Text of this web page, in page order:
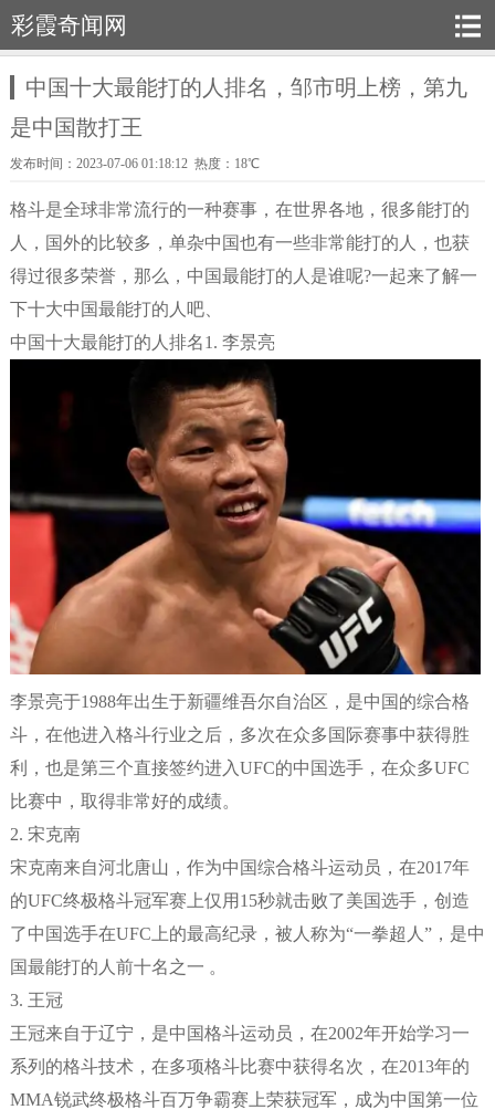
彩霞奇闻网
中国十大最能打的人排名，邹市明上榜，第九
是中国散打王
发布时间：2023-07-06 01:18:12 热度：18℃
格斗是全球非常流行的一种赛事，在世界各地，很多能打的
人，国外的比较多，单杂中国也有一些非常能打的人，也获
得过很多荣誉，那么，中国最能打的人是谁呢?一起来了解一
下十大中国最能打的人吧、
中国十大最能打的人排名1. 李景亮
李景亮于1988年出生于新疆维吾尔自治区，是中国的综合格
斗，在他进入格斗行业之后，多次在众多国际赛事中获得胜
利，也是第三个直接签约进入UFC的中国选手，在众多UFC
比赛中，取得非常好的成绩。
2. 宋克南
宋克南来自河北唐山，作为中国综合格斗运动员，在2017年
的UFC终极格斗冠军赛上仅用15秒就击败了美国选手，创造
了中国选手在UFC上的最高纪录，被人称为“一拳超人”，是中
国最能打的人前十名之一 。
3. 王冠
王冠来自于辽宁，是中国格斗运动员，在2002年开始学习一
系列的格斗技术，在多项格斗比赛中获得名次，在2013年的
MMA锐武终极格斗百万争霸赛上荣获冠军，成为中国第一位